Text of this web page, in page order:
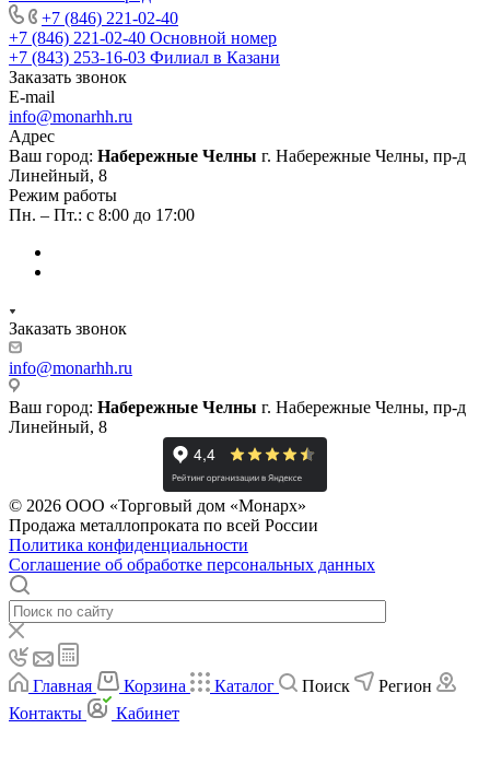
+7 (846) 221-02-40
+7 (846) 221-02-40 Основной номер
+7 (843) 253-16-03 Филиал в Казани
Заказать звонок
E-mail
info@monarhh.ru
Адрес
Ваш город: Набережные Челны г. Набережные Челны, пр-д
Линейный, 8
Режим работы
Пн. – Пт.: с 8:00 до 17:00
Заказать звонок
info@monarhh.ru
Ваш город: Набережные Челны г. Набережные Челны, пр-д
Линейный, 8
© 2026 ООО «Торговый дом «Монарх»
Продажа металлопроката по всей России
Политика конфиденциальности
Соглашение об обработке персональных данных
Главная Корзина Каталог Поиск
Регион
Контакты
Кабинет